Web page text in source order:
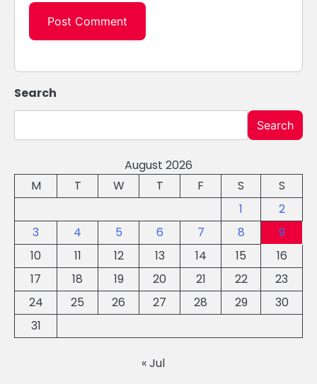
Search
Search
August 2026
M
T W T F S
S
1
2
3
4 5 6 7 8
9
10
11 12 13 14 15
16
17
18 19 20 21 22
23
24
25 26 27 28 29
30
31
« Jul